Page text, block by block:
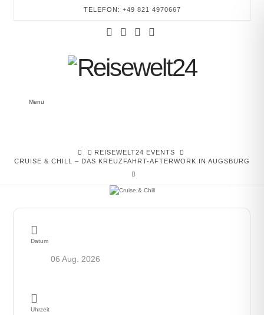
NEWSLETTER
Bleiben Sie stets informiert und entdecken Sie
TELEFON: +49 821 4970667
Menu
HOMEREISEWELT24 EVENTS
CRUISE & CHILL – DAS KREUZFAHRT-AFTERWORK IN AUGSBURG
Datum
06 Aug. 2026
Uhrzeit